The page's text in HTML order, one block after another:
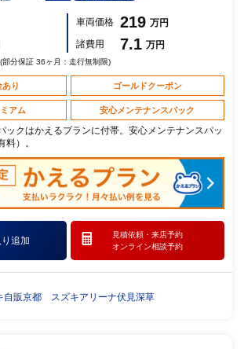
車両価格 219 万円
諸費用
7.1 万円
分保証 36ヶ月：走行無制限)
り ゴールドクーポン
アム 安心メンテナンスパック
クはかえるプランに付帯。安心メンテナンスパッ
料）。
追加
見積依頼・ 来店予約
オンライン相談予約
自販京都 スズキアリーナ伏見深草